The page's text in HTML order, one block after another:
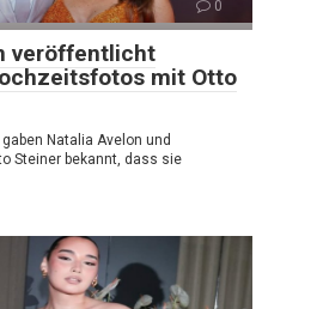
0
veröffentlicht
mit Otto
Natalia Avelon und
Steiner bekannt, dass sie